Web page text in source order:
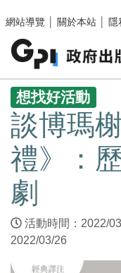
網站導覽
關於本站 隱
:::
想找好活動
談博瑪
禮》：
劇
活動時間：2022/
2022/03/26